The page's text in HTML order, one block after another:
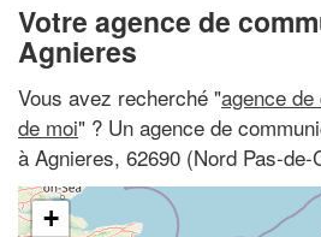
Votre agence de
Agnieres
Vous avez recherché "agence
de moi" ? Un agence de
à Agnieres, 62690 (Nord Pas-
+